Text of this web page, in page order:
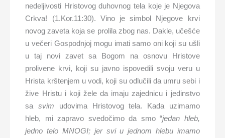
nedeljivosti Hristovog duhovnog tela koje je Njegova
Crkva! (1.Kor.11:30). Vino je simbol Njegove krvi
novog zaveta koja se prolila zbog nas. Dakle, učešće
u večeri Gospodnjoj mogu imati samo oni koji su ušli
u taj novi zavet sa Bogom na osnovu Hristove
prolivene krvi, koji su javno ispovedili svoju veru u
Hrista krštenjem u vodi, koji su odlučili da umru sebi i
žive Hristu i koji žele da imaju zajednicu i jedinstvo
sasvim udovima Hristovog tela. Kada uzimamo
hleb, mi zapravo svedočimo da smo “jedan hleb,
jedno telo MNOGI; jer svi u jednom hlebu imamo